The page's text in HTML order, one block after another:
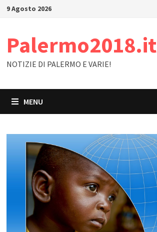
Skip9 Agosto 2026
Palermo2018.it
NOTIZIE DI PALERMO E VARIE!
MENU